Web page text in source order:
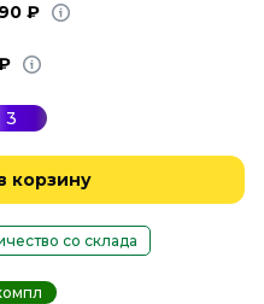
₽
3
корзину
со склада